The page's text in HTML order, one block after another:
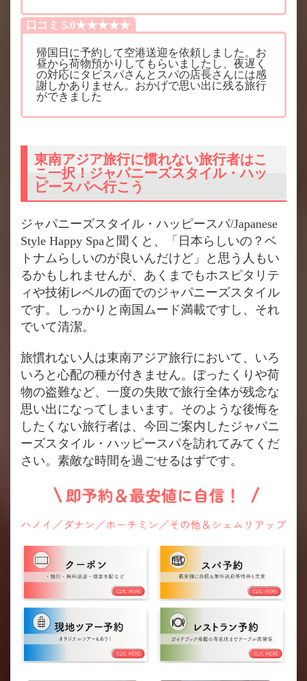
口コミ 5.0★★★★★
帰国日に予約して空港送迎を依頼しました。お
昼から荷物預かりしてもらいましたし、夜遅く
の対応にタビスパさんとスパの店長さんには感
謝しかありません。おかげで思い出に残る旅行
ができました
東南アジア旅行に慣れない旅行者はこ
こ一択！ジャパニーズスタイル・ハッ
ピースパへ行こう
ジャパニーズスタイル・ハッピースパ/Japanese
Style Happy Spaと聞くと、「日本らしいの？ベ
トナムらしいのが良いんだけど」と思う人もい
るかもしれませんが、あくまでもホスピタリテ
ィや技術レベルの面でのジャパニーズスタイル
です。しっかりと南国ムード満載ですし、それ
でいて清潔。
旅慣れない人は東南アジア旅行において、いろ
いろと心配の種が付きません。ぼったくりや荷
物の盗難など、一度の失敗で旅行全体が残念な
思い出になってしまいます。そのような後悔を
したくない旅行者は、今回ご案内したジャパニ
ーズスタイル・ハッピースパを訪れてみてくだ
さい。素敵な時間を過ごせるはずです。